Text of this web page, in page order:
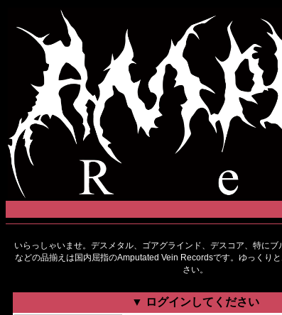
いらっしゃいませ。デスメタル、ゴアグラインド、デスコア、特に
などの品揃えは国内屈指のAmputated Vein Recordsです。ゆっくり
さい。
▼ ログインしてください